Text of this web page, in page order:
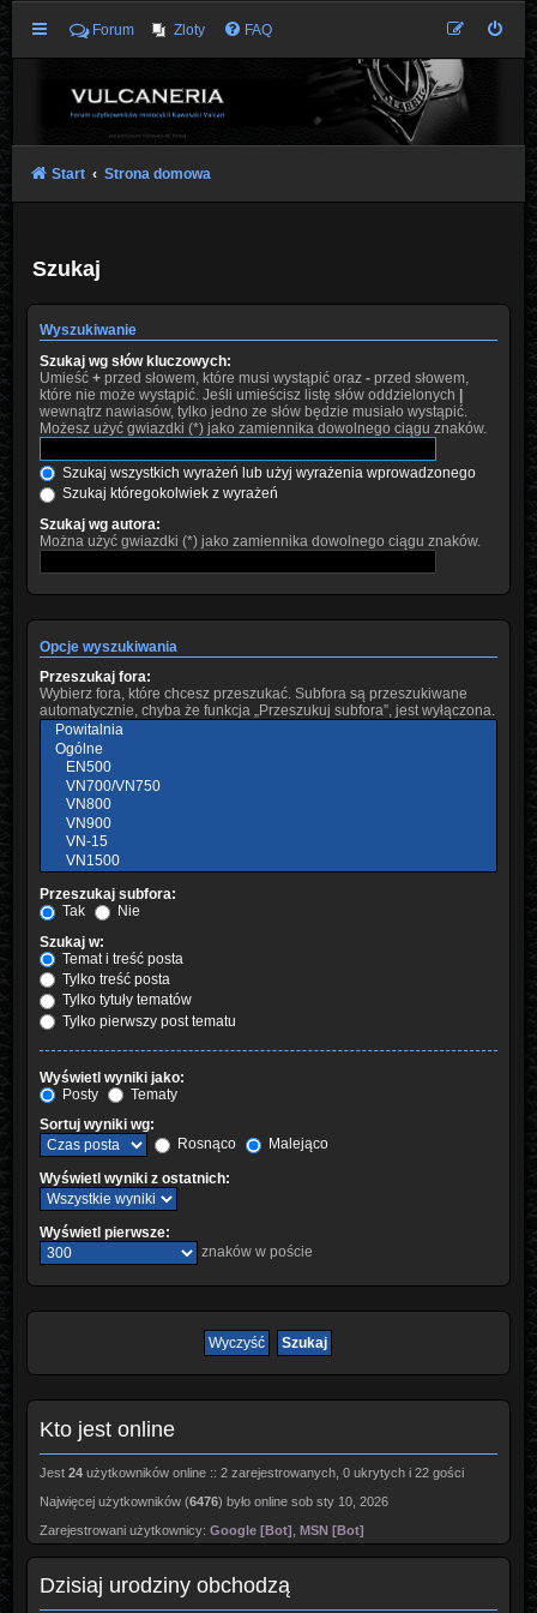
Forum Zloty FAQ
Start Strona domowa
Szukaj
Wyszukiwanie
Szukaj wg słów kluczowych:
Umieść +przed słowem, które musi wystąpić oraz -przed słowem,
które nie może wystąpić. Jeśli umieścisz listę słów oddzielonych
wewnątrz nawiasów, tylko jedno ze słów będzie musiało wystąpić.
Możesz użyć gwiazdki (*) jako zamiennika dowolnego ciągu znaków.
Szukaj wszystkich wyrażeń lub użyj wyrażenia wprowadzonego
Szukaj któregokolwiek z wyrażeń
Szukaj wg autora:
Można użyć gwiazdki (*) jako zamiennika dowolnego ciągu znaków.
Opcje wyszukiwania
Przeszukaj fora:
Wybierz fora, które chcesz przeszukać. Subfora są przeszukiwane
automatycznie, chyba że funkcja „Przeszukuj subfora”, jest wyłączona.
Przeszukaj subfora:
Tak
Nie
Szukaj w:
Temat i treść posta
Tylko treść posta
Tylko tytuły tematów
Tylko pierwszy post tematu
Wyświetl wyniki jako:
Posty
Tematy
Sortuj wyniki wg:
Rosnąco
Malejąco
Wyświetl wyniki z ostatnich:
Wyświetl pierwsze:
znaków w poście
Kto jest online
Jest 24użytkowników online :: 2 zarejestrowanych, 0 ukrytych i 22 gości
Najwięcej użytkowników (6476) było online sob sty 10, 2026
Zarejestrowani użytkownicy: Google [Bot] MSN [Bot]
Dzisiaj urodziny obchodzą